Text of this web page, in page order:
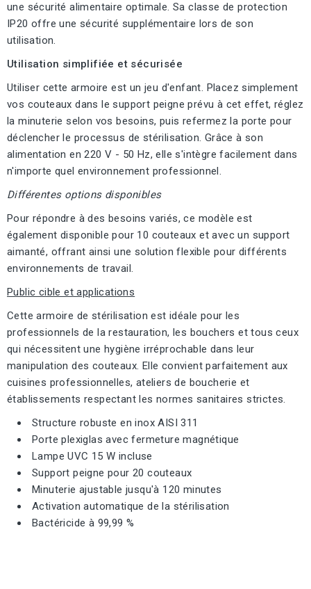
une sécurité alimentaire optimale. Sa classe de protection
IP20 offre une sécurité supplémentaire lors de son
utilisation.
Utilisation simplifiée et sécurisée
Utiliser cette armoire est un jeu d'enfant. Placez simplement
vos couteaux dans le support peigne prévu à cet effet, réglez
la minuterie selon vos besoins, puis refermez la porte pour
déclencher le processus de stérilisation. Grâce à son
alimentation en 220 V - 50 Hz, elle s'intègre facilement dans
n'importe quel environnement professionnel.
Différentes options disponibles
Pour répondre à des besoins variés, ce modèle est
également disponible pour 10 couteaux et avec un support
aimanté, offrant ainsi une solution flexible pour différents
environnements de travail.
Public cible et applications
Cette armoire de stérilisation est idéale pour les
professionnels de la restauration, les bouchers et tous ceux
qui nécessitent une hygiène irréprochable dans leur
manipulation des couteaux. Elle convient parfaitement aux
cuisines professionnelles, ateliers de boucherie et
établissements respectant les normes sanitaires strictes.
Structure robuste en inox AISI 311
Porte plexiglas avec fermeture magnétique
Lampe UVC 15 W incluse
Support peigne pour 20 couteaux
Minuterie ajustable jusqu'à 120 minutes
Activation automatique de la stérilisation
Bactéricide à 99,99 %